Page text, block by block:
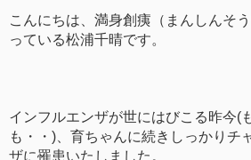
こんにちは、満身創痍（まんしんそ
っている松浦千晴です。
インフルエンザが世にはびこる昨今(
も・・)、育ちゃんに続きしっかりチ
ザに罹患いたしました。